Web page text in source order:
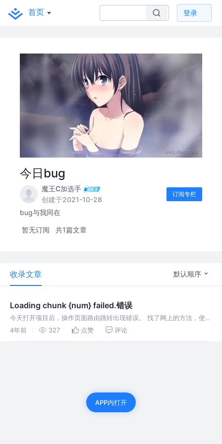
首页 登录
今日bug
魔王C加选手
创建于2021-10-28
订阅专栏
bug与我同在
暂无订阅 共1篇文章
收录文章 默认顺序
Loading chunk {num} failed.错误
今天打开项目后，操作页面路由跳转出现错误。 找了网上的方法，使用
router.onError() 参考文章：
4年前 327 点赞 评论
APP内打开